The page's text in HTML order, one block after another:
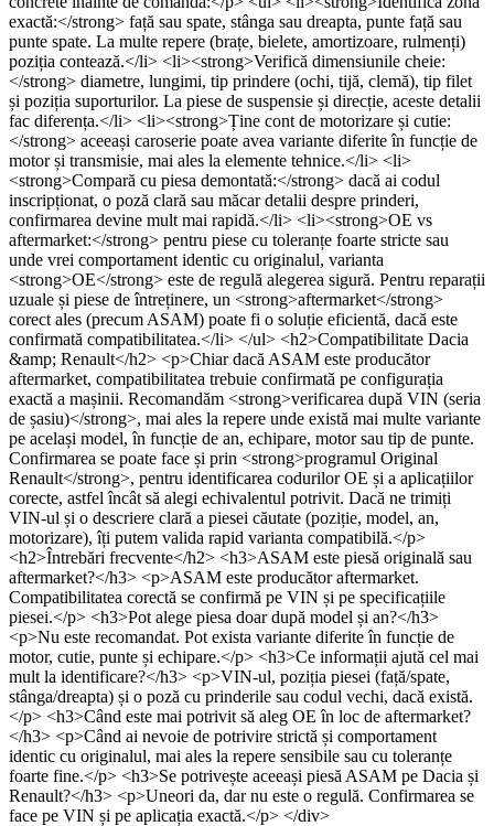
exactă:</strong> față sau spate, stânga sau dreapta, punte față sau
punte spate. La multe repere (brațe, bielete, amortizoare, rulmenți)
poziția contează.</li> <li><strong>Verifică dimensiunile cheie:
</strong> diametre, lungimi, tip prindere (ochi, tijă, clemă), tip filet
și poziția suporturilor. La piese de suspensie și direcție, aceste detalii
fac diferența.</li> <li><strong>Ține cont de motorizare și cutie:
</strong> aceeași caroserie poate avea variante diferite în funcție de
motor și transmisie, mai ales la elemente tehnice.</li> <li>
<strong>Compară cu piesa demontată:</strong> dacă ai codul
inscripționat, o poză clară sau măcar detalii despre prinderi,
confirmarea devine mult mai rapidă.</li> <li><strong>OE vs
aftermarket:</strong> pentru piese cu toleranțe foarte stricte sau
unde vrei comportament identic cu originalul, varianta
<strong>OE</strong> este de regulă alegerea sigură. Pentru reparații
uzuale și piese de întreținere, un <strong>aftermarket</strong>
corect ales (precum ASAM) poate fi o soluție eficientă, dacă este
confirmată compatibilitatea.</li> </ul> <h2>Compatibilitate Dacia
&amp; Renault</h2> <p>Chiar dacă ASAM este producător
aftermarket, compatibilitatea trebuie confirmată pe configurația
exactă a mașinii. Recomandăm <strong>verificarea după VIN (seria
de șasiu)</strong>, mai ales la repere unde există mai multe variante
pe același model, în funcție de an, echipare, motor sau tip de punte.
Confirmarea se poate face și prin <strong>programul Original
Renault</strong>, pentru identificarea codurilor OE și a aplicațiilor
corecte, astfel încât să alegi echivalentul potrivit. Dacă ne trimiți
VIN-ul și o descriere clară a piesei căutate (poziție, model, an,
motorizare), îți putem valida rapid varianta compatibilă.</p>
<h2>Întrebări frecvente</h2> <h3>ASAM este piesă originală sau
aftermarket?</h3> <p>ASAM este producător aftermarket.
Compatibilitatea corectă se confirmă pe VIN și pe specificațiile
piesei.</p> <h3>Pot alege piesa doar după model și an?</h3>
<p>Nu este recomandat. Pot exista variante diferite în funcție de
motor, cutie, punte și echipare.</p> <h3>Ce informații ajută cel mai
mult la identificare?</h3> <p>VIN-ul, poziția piesei (față/spate,
stânga/dreapta) și o poză cu prinderile sau codul vechi, dacă există.
</p> <h3>Când este mai potrivit să aleg OE în loc de aftermarket?
</h3> <p>Când ai nevoie de potrivire strictă și comportament
identic cu originalul, mai ales la repere sensibile sau cu toleranțe
foarte fine.</p> <h3>Se potrivește aceeași piesă ASAM pe Dacia și
Renault?</h3> <p>Uneori da, dar nu este o regulă. Confirmarea se
face pe VIN și pe aplicația exactă.</p> </div>